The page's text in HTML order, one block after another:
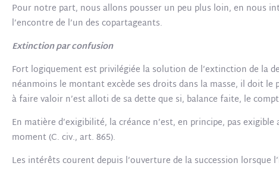
Pour notre part, nous allons pousser un peu plus loin, en nous
l’encontre de l’un des copartageants.
Extinction par confusion
Fort logiquement est privilégiée la solution de l’extinction de la
néanmoins le montant excède ses droits dans la masse, il doit
à faire valoir n’est alloti de sa dette que si, balance faite, le
En matière d’exigibilité, la créance n’est, en principe, pas
moment (C. civ., art. 865).
Les intérêts courent depuis l’ouverture de la succession